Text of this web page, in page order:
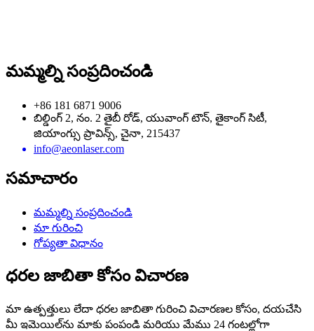
మమ్మల్ని సంప్రదించండి
+86 181 6871 9006
బిల్డింగ్ 2, నం. 2 తైబీ రోడ్, యువాంగ్ టౌన్, తైకాంగ్ సిటీ,
జియాంగ్సు ప్రావిన్స్, చైనా, 215437
info@aeonlaser.com
సమాచారం
మమ్మల్ని సంప్రదించండి
మా గురించి
గోప్యతా విధానం
ధరల జాబితా కోసం విచారణ
మా ఉత్పత్తులు లేదా ధరల జాబితా గురించి విచారణల కోసం, దయచేసి
మీ ఇమెయిల్‌ను మాకు పంపండి మరియు మేము 24 గంటల్లోగా